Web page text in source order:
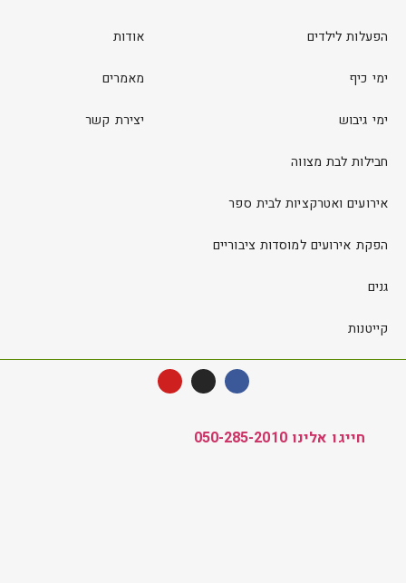
הפעלות לילדים
ימי כיף
ימי גיבוש
חבילות לבת מצווה
אירועים ואטרקציות לבית ספר
הפקת אירועים למוסדות ציבוריים
גנים
קייטנות
אודות
מאמרים
יצירת קשר
חייגו אלינו 050-285-2010